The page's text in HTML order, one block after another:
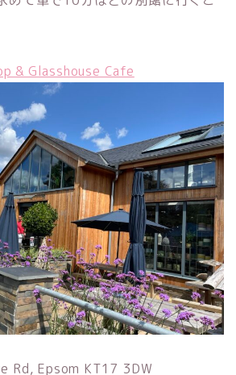
& Glasshouse Cafe
Rd, Epsom KT17 3DW